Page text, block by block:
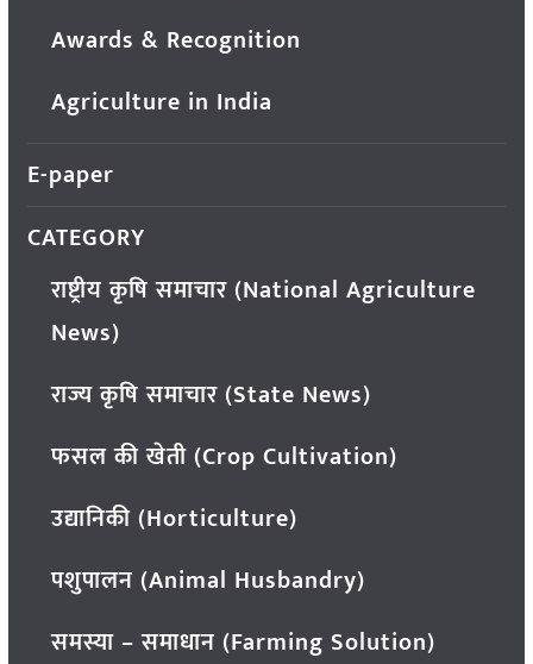
Awards & Recognition
Agriculture in India
E-paper
CATEGORY
राष्ट्रीय कृषि समाचार (National Agriculture
News)
राज्य कृषि समाचार (State News)
फसल की खेती (Crop Cultivation)
उद्यानिकी (Horticulture)
पशुपालन (Animal Husbandry)
समस्या – समाधान (Farming Solution)